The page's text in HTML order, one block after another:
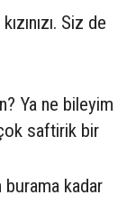
Siz de
Ya ne bileyim
saftirik bir
burama kadar